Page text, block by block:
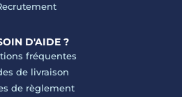
D'AIDE ?
fréquentes
de livraison
de règlement